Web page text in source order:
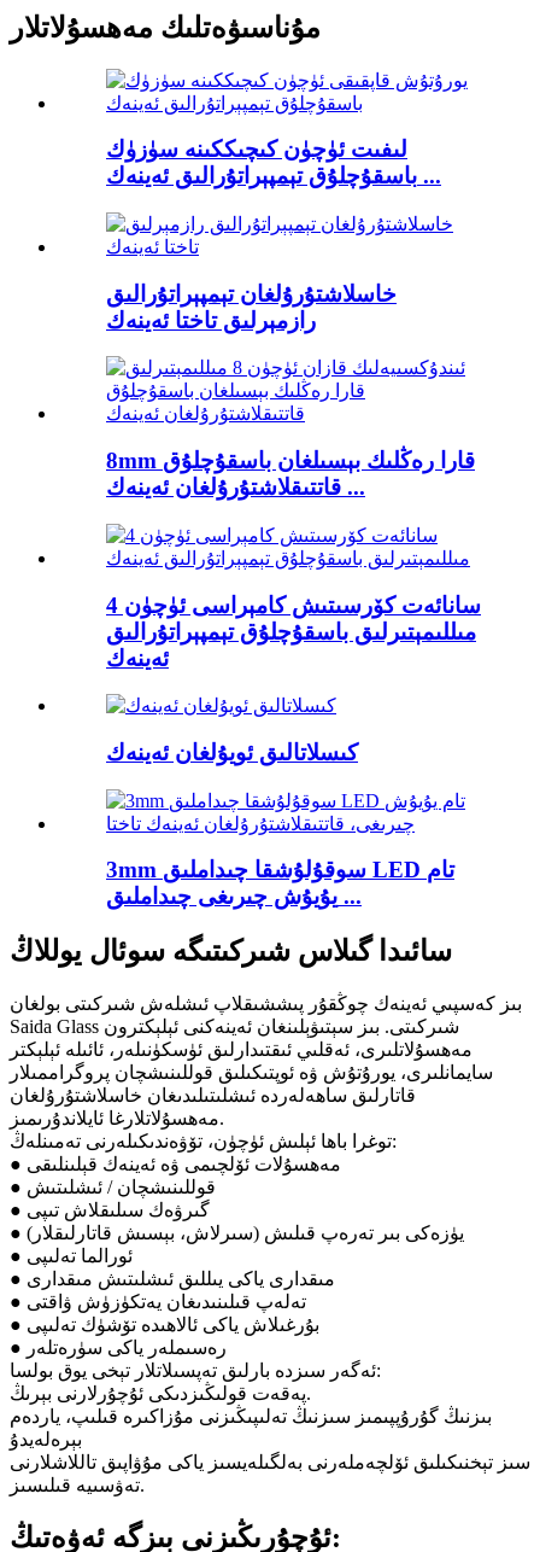
مۇناسىۋەتلىك مەھسۇلاتلار
لىفىت ئۈچۈن كىچىككىنە سۈزۈك
باسقۇچلۇق تېمپېراتۇرالىق ئەينەك ...
خاسلاشتۇرۇلغان تېمپېراتۇرالىق
رازمېرلىق تاختا ئەينەك
8mm قارا رەڭلىك بېسىلغان باسقۇچلۇق
قاتتىقلاشتۇرۇلغان ئەينەك ...
سانائەت كۆرسىتىش كامېراسى ئۈچۈن 4
مىللىمېتىرلىق باسقۇچلۇق تېمپېراتۇرالىق
ئەينەك
كىسلاتالىق ئويۇلغان ئەينەك
3mm سوقۇلۇشقا چىداملىق LED تام
يۇيۇش چىرىغى چىداملىق ...
سائىدا گىلاس شىركىتىگە سوئال يوللاڭ
بىز كەسپىي ئەينەك چوڭقۇر پىششىقلاپ ئىشلەش شىركىتى بولغان
Saida Glass شىركىتى. بىز سېتىۋېلىنغان ئەينەكنى ئېلېكترون
مەھسۇلاتلىرى، ئەقلىي ئىقتىدارلىق ئۈسكۈنىلەر، ئائىلە ئېلېكتر
سايمانلىرى، يورۇتۇش ۋە ئوپتىكىلىق قوللىنىشچان پروگراممىلار
قاتارلىق ساھەلەردە ئىشلىتىلىدىغان خاسلاشتۇرۇلغان
مەھسۇلاتلارغا ئايلاندۇرىمىز.
توغرا باھا ئېلىش ئۈچۈن، تۆۋەندىكىلەرنى تەمىنلەڭ:
● مەھسۇلات ئۆلچىمى ۋە ئەينەك قېلىنلىقى
● قوللىنىشچان / ئىشلىتىش
● گىرۋەك سىلىقلاش تىپى
● يۈزەكى بىر تەرەپ قىلىش (سىرلاش، بېسىش قاتارلىقلار)
● ئورالما تەلىپى
● مىقدارى ياكى يىللىق ئىشلىتىش مىقدارى
● تەلەپ قىلىنىدىغان يەتكۈزۈش ۋاقتى
● بۇرغىلاش ياكى ئالاھىدە تۆشۈك تەلىپى
● رەسىملەر ياكى سۈرەتلەر
ئەگەر سىزدە بارلىق تەپسىلاتلار تېخى يوق بولسا:
پەقەت قولىڭىزدىكى ئۇچۇرلارنى بېرىڭ.
بىزنىڭ گۇرۇپپىمىز سىزنىڭ تەلىپىڭىزنى مۇزاكىرە قىلىپ، ياردەم
بېرەلەيدۇ
سىز تېخنىكىلىق ئۆلچەملەرنى بەلگىلەيسىز ياكى مۇۋاپىق تاللاشلارنى
تەۋسىيە قىلىسىز.
ئۇچۇرىڭىزنى بىزگە ئەۋەتىڭ: